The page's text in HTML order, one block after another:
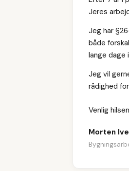
Jeres
Jeg har
både
lange dage
Jeg vil
rådighed
Venlig hilsen
Morten